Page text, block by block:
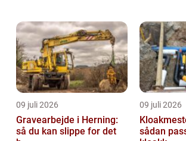
09 juli 2026
Gravearbejde i Herning:
så du kan slippe for det
09 juli 2026
sådan